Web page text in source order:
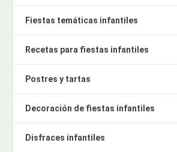
Fiestas temáticas infantiles
Recetas para fiestas infantiles
Postres y tartas
Decoración de fiestas infantiles
Disfraces infantiles